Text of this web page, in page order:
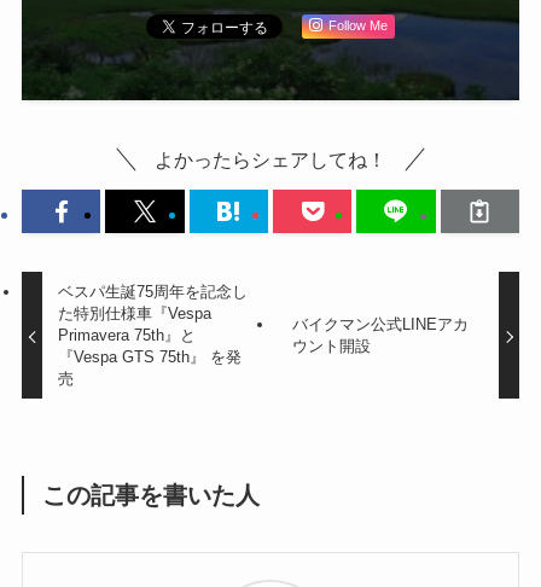
Follow Me
よかったらシェアしてね！
ベスパ生誕75周年を記念し
た特別仕様車『Vespa
Primavera 75th』と
『Vespa GTS 75th』 を発
売
バイクマン公式LINEアカ
ウント開設
この記事を書いた人